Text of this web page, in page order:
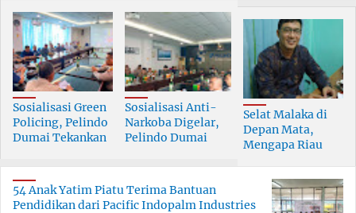
Sosialisasi Green
Policing, Pelindo
Dumai Tekankan
Bersama
Sosialisasi Anti-
Narkoba Digelar,
Pelindo Dumai
Berkualitas
Selat Malaka di
Depan Mata,
Mengapa Riau
54 Anak Yatim Piatu Terima Bantuan
Pendidikan dari Pacific Indopalm Industries